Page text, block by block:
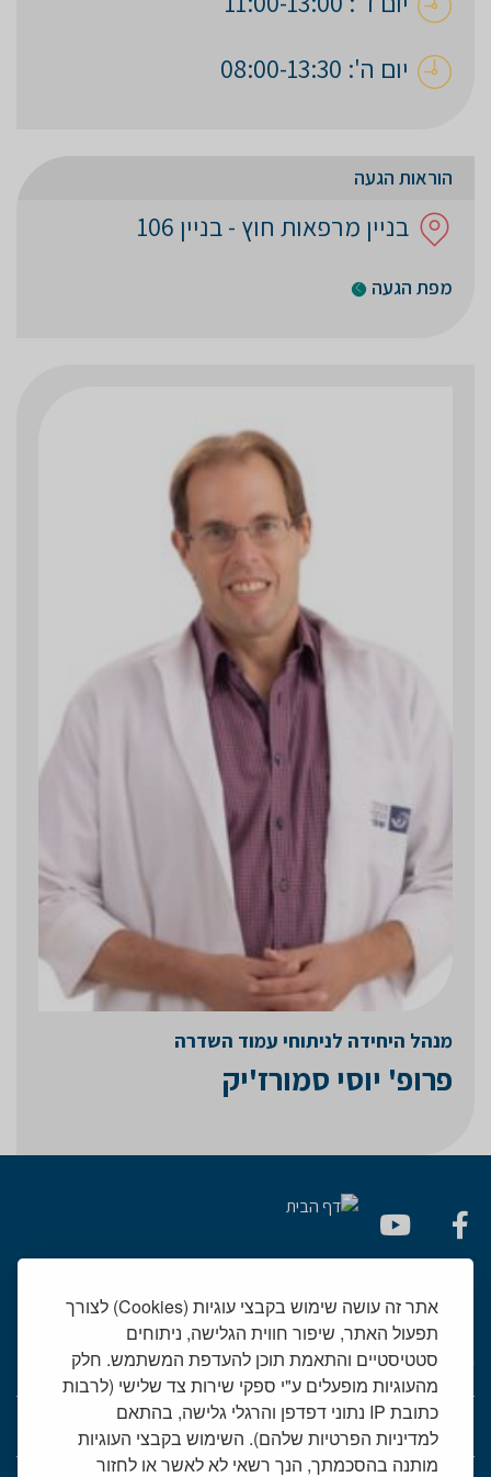
אתר זה עושה שימוש בקבצי עוגיות (Cookies) לצורך
תפעול האתר, שיפור חווית הגלישה, ניתוחים
סטטיסטיים והתאמת תוכן להעדפת המשתמש. חלק
מהעוגיות מופעלים ע"י ספקי שירות צד שלישי (לרבות
כתובת IP נתוני דפדפן והרגלי גלישה, בהתאם
למדיניות הפרטיות שלהם). השימוש בקבצי העוגיות
מותנה בהסכמתך, הנך רשאי לא לאשר או לחזור
יום ה': 08:00-13:30
הוראות הגעה
בניין מרפאות חוץ - בניין 106
מפת הגעה
מנהל היחידה לניתוחי עמוד השדרה
פרופ' יוסי סמורז'יק
יחידות רפואיות
אודות המרכז הרפואי שמיר